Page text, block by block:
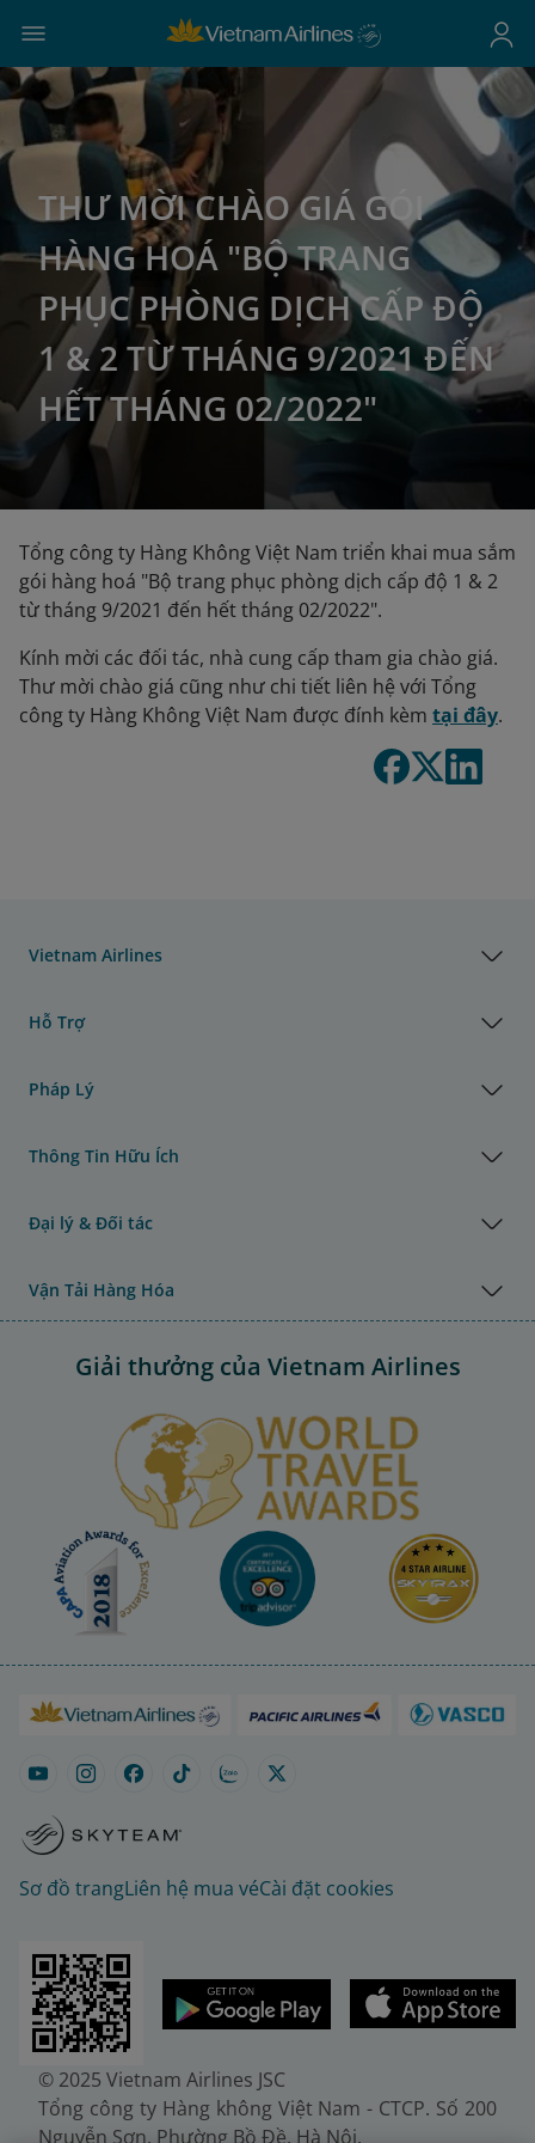
THƯ MỜI CHÀO GIÁ GÓI
HÀNG HOÁ "BỘ TRANG
PHỤC PHÒNG DỊCH CẤP ĐỘ
1 & 2 TỪ THÁNG 9/2021 ĐẾN
HẾT THÁNG 02/2022"
Tổng công ty Hàng Không Việt Nam triển khai mua sắm
gói hàng hoá "Bộ trang phục phòng dịch cấp độ 1 & 2
từ tháng 9/2021 đến hết tháng 02/2022".
Kính mời các đối tác, nhà cung cấp tham gia chào giá.
Thư mời chào giá cũng như chi tiết liên hệ với Tổng
công ty Hàng Không Việt Nam được đính kèm tại đây.
Vietnam Airlines
Hỗ Trợ
Pháp Lý
Thông Tin Hữu Ích
Đại lý & Đối tác
Vận Tải Hàng Hóa
Giải thưởng của Vietnam Airlines
Sơ đồ trangLiên hệ mua véCài đặt cookies
© 2025 Vietnam Airlines JSC
Tổng công ty Hàng không Việt Nam - CTCP. Số 200
Nguyễn Sơn, Phường Bồ Đề, Hà Nội.